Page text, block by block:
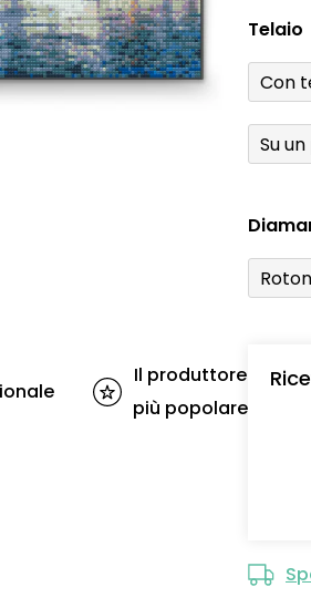
Telaio
Con
Su
Il produttore
più popolare